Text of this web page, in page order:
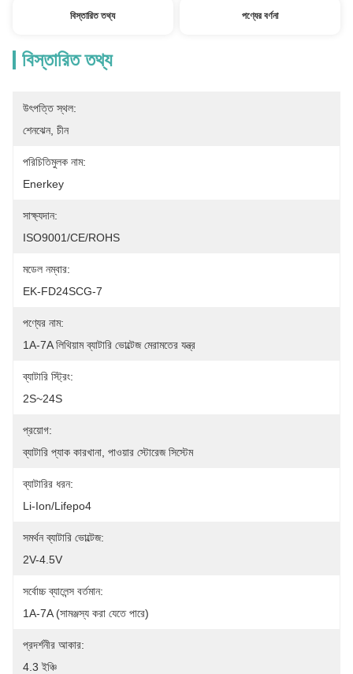
বিস্তারিত তথ্য পণ্যের বর্ণনা
বিস্তারিত তথ্য
উৎপত্তি স্থল:
শেনঝেন, চীন
পরিচিতিমুলক নাম:
Enerkey
সাক্ষ্যদান:
ISO9001/CE/ROHS
মডেল নম্বার:
EK-FD24SCG-7
পণ্যের নাম:
1A-7A লিথিয়াম ব্যাটারি ভোল্টেজ মেরামতের যন্ত্র
ব্যাটারি স্ট্রিং:
2S~24S
প্রয়োগ:
ব্যাটারি প্যাক কারখানা, পাওয়ার স্টোরেজ সিস্টেম
ব্যাটারির ধরন:
Li-Ion/Lifepo4
সমর্থন ব্যাটারি ভোল্টেজ:
2V-4.5V
সর্বোচ্চ ব্যালেন্স বর্তমান:
1A-7A (সামঞ্জস্য করা যেতে পারে)
প্রদর্শনীর আকার:
4.3 ইঞ্চি